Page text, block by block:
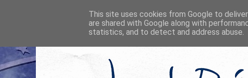
This site uses cookies from Google to
are shared with Google along with
statistics, and to detect and address abuse.